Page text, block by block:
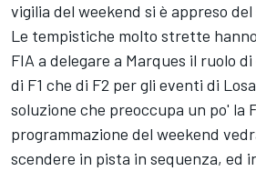
vigilia del weekend si è appreso
Le tempistiche molto strette
FIA a delegare a Marques il ruolo
di F1 che di F2 per gli eventi di
soluzione che preoccupa un po' la
programmazione del weekend
scendere in pista in sequenza, ed